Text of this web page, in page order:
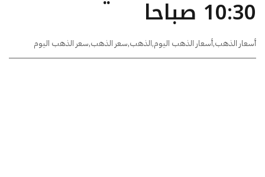
10:30 صباحا
أسعار الذهب,أسعار الذهب اليوم,الذهب,سعر الذهب,سعر الذهب اليوم